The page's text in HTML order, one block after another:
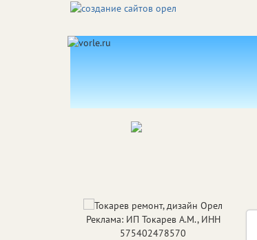
Реклама: ИП Токарев А.М., ИНН
575402478570